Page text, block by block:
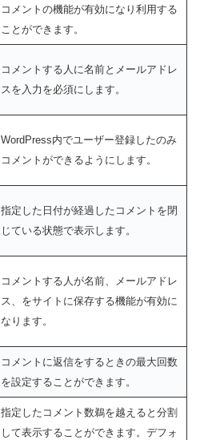
コメントの機能が有効になり利用する
ことができます。
コメントする人に名前とメールアドレ
スを入力を必須にします。
WordPress内でユーザー登録したのみ
コメントができるようにします。
指定した日付が経過したコメントを閉
じている状態で表示します。
コメントする人が名前、メールアドレ
ス、をサイトに保存する機能が有効に
なります。
コメントに返信をするときの最大回数
を設定することができます。
指定したコメント数鵜を越えると分割
して表示することができます。デフォ